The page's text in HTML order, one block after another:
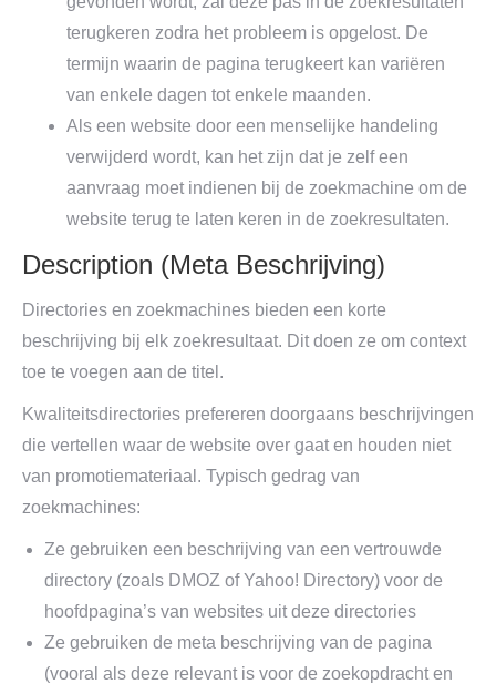
terugkeren zodra het probleem is opgelost. De
termijn waarin de pagina terugkeert kan variëren
van enkele dagen tot enkele maanden.
Als een website door een menselijke handeling
verwijderd wordt, kan het zijn dat je zelf een
aanvraag moet indienen bij de zoekmachine om de
website terug te laten keren in de zoekresultaten.
Description (Meta Beschrijving)
Directories en zoekmachines bieden een korte
beschrijving bij elk zoekresultaat. Dit doen ze om context
toe te voegen aan de titel.
Kwaliteitsdirectories prefereren doorgaans beschrijvingen
die vertellen waar de website over gaat en houden niet
van promotiemateriaal. Typisch gedrag van
zoekmachines:
Ze gebruiken een beschrijving van een vertrouwde
directory (zoals DMOZ of Yahoo! Directory) voor de
hoofdpagina’s van websites uit deze directories
Ze gebruiken de meta beschrijving van de pagina
(vooral als deze relevant is voor de zoekopdracht en